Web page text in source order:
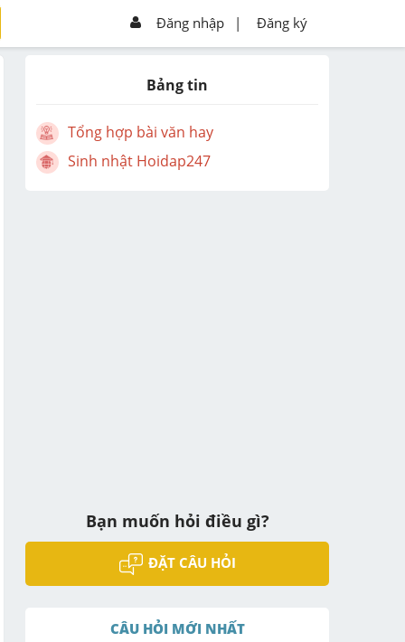
Đăng nhập | Đăng ký
Bảng tin
Tổng hợp bài văn hay
Sinh nhật Hoidap247
Bạn muốn hỏi điều gì?
ĐẶT CÂU HỎI
CÂU HỎI MỚI NHẤT